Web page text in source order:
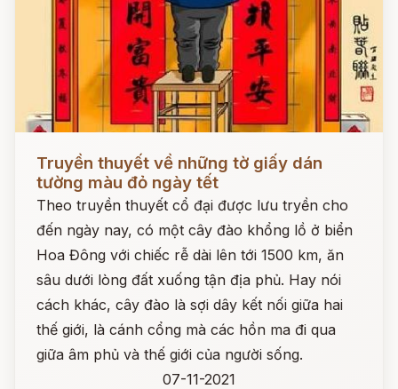
Đọc ngay
Truyền thuyết về những tờ giấy dán
tường màu đỏ ngày tết
Theo truyền thuyết cổ đại được lưu tryền cho
đến ngày nay, có một cây đào khổng lồ ở biển
Hoa Đông với chiếc rễ dài lên tới 1500 km, ăn
sâu dưới lòng đất xuống tận địa phủ. Hay nói
cách khác, cây đào là sợi dây kết nối giữa hai
thế giới, là cánh cổng mà các hồn ma đi qua
giữa âm phủ và thế giới của người sống.
07-11-2021